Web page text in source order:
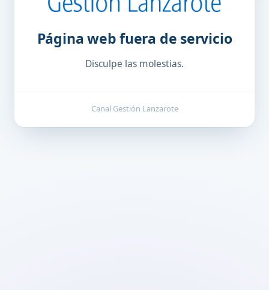
Página web fuera de servicio
Disculpe las molestias.
Canal Gestión Lanzarote